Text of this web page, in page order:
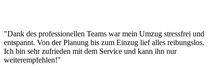
"Dank des professionellen Teams war mein Umzug stressfrei und
entspannt. Von der Planung bis zum Einzug lief alles reibungslos.
Ich bin sehr zufrieden mit dem Service und kann ihn nur
weiterempfehlen!"